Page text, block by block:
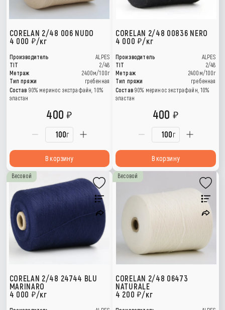
CORELAN 2/48 006 NUDO
4 000
/кг
Производитель
ALPES
TIT
2/48
Метраж
2400м/100г
Тип пряжи
гребенная
Состав 90% меринос экстрафайн, 10%
эластан
г
400
В корзину
CORELAN 2/48 00836 NERO
4 000 /кг
Производитель
ALPES
TIT
2/48
Метраж
2400м/100г
Тип пряжи
гребенная
Состав 90% меринос экстрафайн, 10%
эластан
г
400
В корзину
Весовой
CORELAN 2/48 24744 BLU
MARINARO
4 000
/кг
Весовой
CORELAN 2/48 06473
NATURALE
4 200 /кг